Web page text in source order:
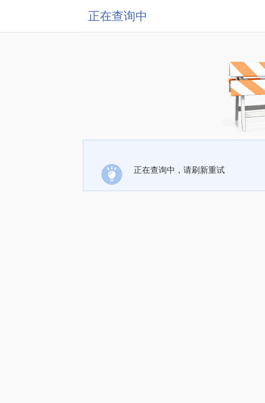
正在查询中
正在查询中，请刷新重试